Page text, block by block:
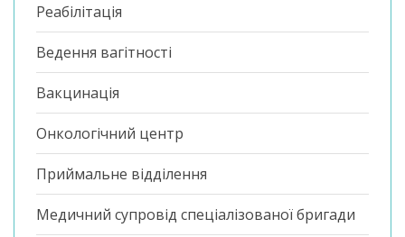
Реабілітація
Ведення вагітності
Вакцинація
Онкологічний центр
Приймальне відділення
Медичний супровід спеціалізованої бригади